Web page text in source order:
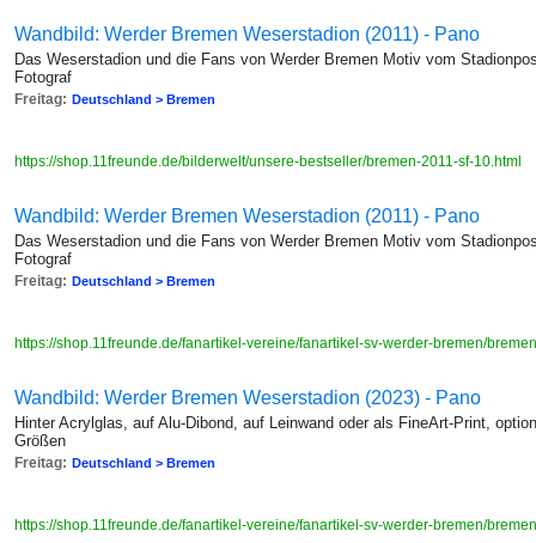
Wandbild: Werder Bremen Weserstadion (2011) - Pano
Das Weserstadion und die Fans von Werder Bremen Motiv vom
Fotograf
Freitag: Deutschland > Bremen
https://shop.11freunde.de/bilderwelt/unsere-bestseller/bremen-2011-sf-10.html
Wandbild: Werder Bremen Weserstadion (2011) - Pano
Das Weserstadion und die Fans von Werder Bremen Motiv vom
Fotograf
Freitag: Deutschland > Bremen
https://shop.11freunde.de/fanartikel-vereine/fanartikel-sv-werder-bremen/
Wandbild: Werder Bremen Weserstadion (2023) - Pano
Hinter Acrylglas, auf Alu-Dibond, auf Leinwand oder als FineArt-Print,
Größen
Freitag: Deutschland > Bremen
https://shop.11freunde.de/fanartikel-vereine/fanartikel-sv-werder-bremen/